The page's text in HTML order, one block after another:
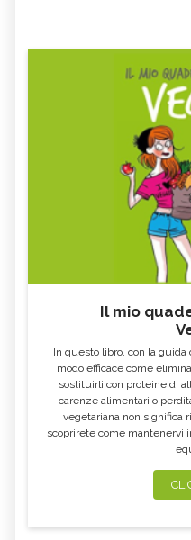
Il mio
In questo libro, con la
modo efficace come
sostituirli con proteine di
carenze alimentari o
vegetariana non significa
scoprirete come mantenervi